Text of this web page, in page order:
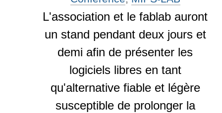
L'association et le fablab auront
un stand pendant deux jours et
demi afin de présenter les
logiciels libres en tant
qu'alternative fiable et légère
susceptible de prolonger la